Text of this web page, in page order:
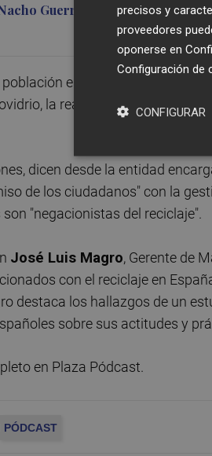
Guerrero
población española recicla
la realidad de nuestro
dicen desde la entidad
de los ciudadanos" con la
son "negacionistas del reciclaje".
José Luis Magro, Gerente de
con el reciclaje en
destaca los hallazgos de un
sobre sus actitudes y
en Plaza Pódcast.
PÓDCAST
precisos y
proveedores
oponerse en
Configuración de
CONFIGURAR